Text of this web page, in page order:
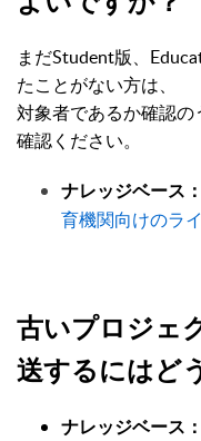
まだStudent版、
たことがない方は、
対象者であるか確認
確認ください。
ナレッジベース：
育機関向けのラ
古いプロジェ
送するにはど
ナレッジベース：